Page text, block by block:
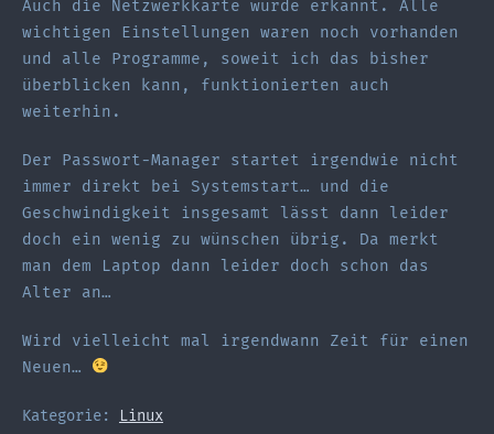
Auch die Netzwerkkarte wurde erkannt. Alle
wichtigen Einstellungen waren noch vorhanden
und alle Programme, soweit ich das bisher
überblicken kann, funktionierten auch
weiterhin.
Der Passwort-Manager startet irgendwie nicht
immer direkt bei Systemstart… und die
Geschwindigkeit insgesamt lässt dann leider
doch ein wenig zu wünschen übrig. Da merkt
man dem Laptop dann leider doch schon das
Alter an…
Wird vielleicht mal irgendwann Zeit für einen
Neuen…
Kategorie: Linux